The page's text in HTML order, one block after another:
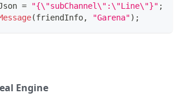
= "{\"subChannel\":\"Line\"}" ;
(friendInfo, "Garena") ;
Engine